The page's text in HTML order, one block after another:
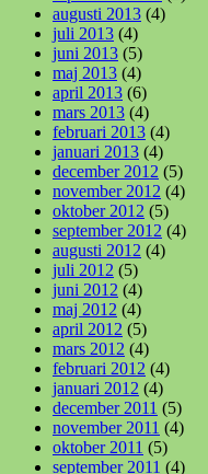
augusti 2013 (4)
juli 2013 (4)
juni 2013 (5)
maj 2013 (4)
april 2013 (6)
mars 2013 (4)
februari 2013 (4)
januari 2013 (4)
december 2012 (5)
november 2012 (4)
oktober 2012 (5)
september 2012 (4)
augusti 2012 (4)
juli 2012 (5)
juni 2012 (4)
maj 2012 (4)
april 2012 (5)
mars 2012 (4)
februari 2012 (4)
januari 2012 (4)
december 2011 (5)
november 2011 (4)
oktober 2011 (5)
september 2011 (4)